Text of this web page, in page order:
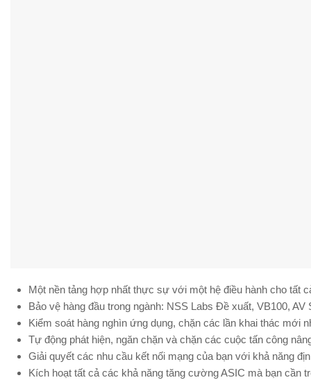
Một nền tảng hợp nhất thực sự với một hệ điều hành cho tất
Bảo vệ hàng đầu trong ngành: NSS Labs Đề xuất, VB100,
Kiểm soát hàng nghìn ứng dụng, chặn các lần khai thác mới
Tự động phát hiện, ngăn chặn và chặn các cuộc tấn công
Giải quyết các nhu cầu kết nối mạng của bạn với khả năng
Kích hoạt tất cả các khả năng tăng cường ASIC mà bạn cần